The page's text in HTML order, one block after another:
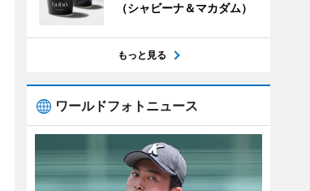
（シャビーナ＆マカダム）
もっと見る
ワールドフォトニュース